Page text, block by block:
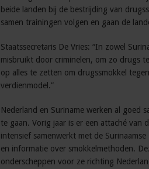
beide landen bij de bestrijding van
samen trainingen volgen en gaan de
Staatssecretaris De Vries: “In zowel
misbruikt door criminelen, om zo drugs
op alles te zetten om drugssmokkel
verdienmodel.”
Nederland en Suriname werken al goed
te gaan. Vorig jaar is er een attaché van
intensief samenwerkt met de
en informatie over smokkelmethoden.
onderscheppen voor ze richting